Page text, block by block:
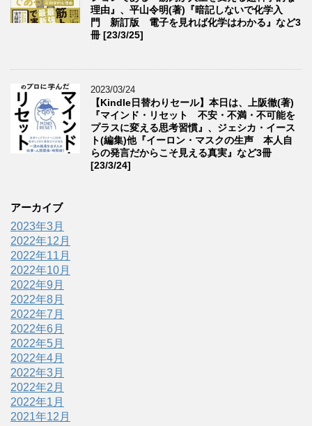
理由』、平山令明(著)『暗記しないで化学入
門 新訂版 電子を見れば化学はわかる』など3
冊 [23/3/25]
2023/03/24
【Kindle日替わりセール】本日は、上阪徹(著)
『マインド・リセット 不安・不満・不可能を
プラスに変える思考習慣』、ジェシカ・イース
ト(編集)他『イーロン・マスクの生声 本人自
らの発言だからこそ見える真実』など3冊
[23/3/24]
アーカイブ
2023年3月
2022年12月
2022年11月
2022年10月
2022年9月
2022年8月
2022年7月
2022年6月
2022年5月
2022年4月
2022年3月
2022年2月
2022年1月
2021年12月